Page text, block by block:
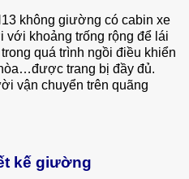
không giường có cabin xe
với khoảng trống rộng để lái
quá trình ngồi điều khiển
trang bị đầy đủ.
vận chuyển trên quãng
kế giường